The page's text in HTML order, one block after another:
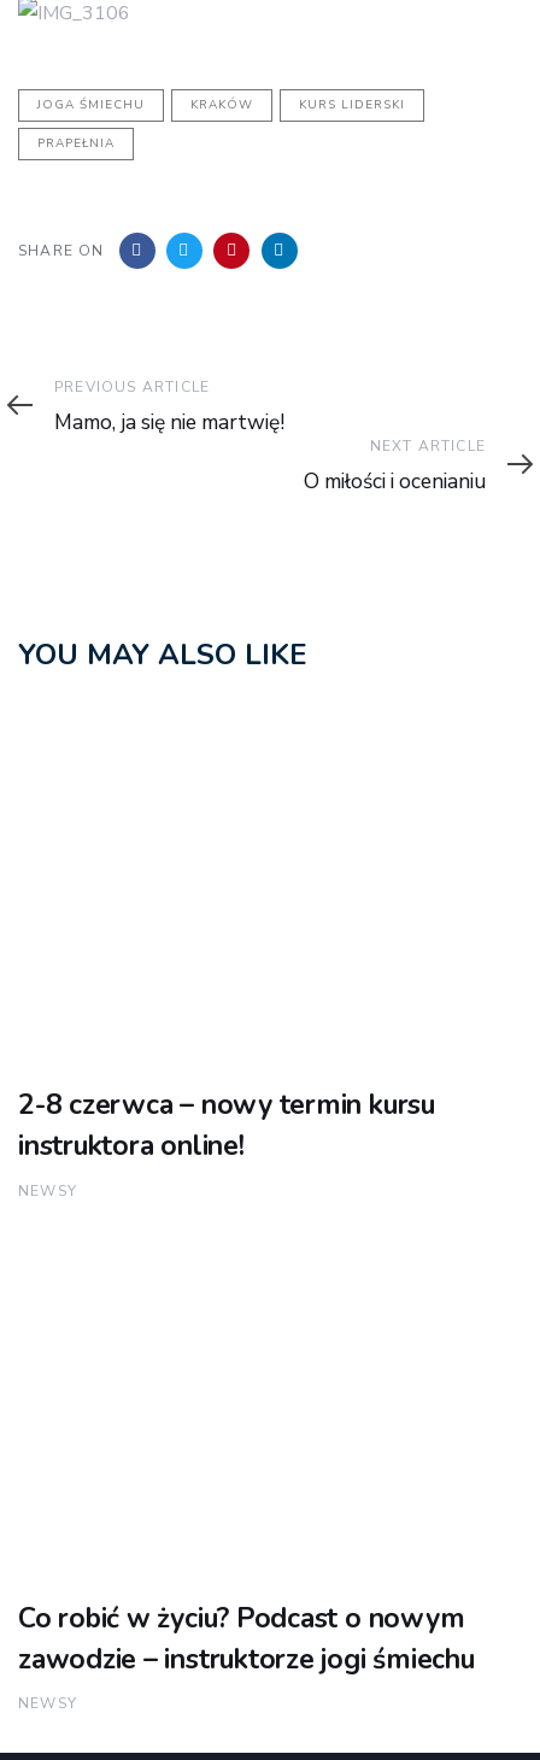
JOGA ŚMIECHU KRAKÓW KURS LIDERSKI
PRAPEŁNIA
SHARE ON
Previous
Article
PREVIOUS ARTICLE
Mamo, ja się nie martwię!
Article
NEXT ARTICLE
O miłości i ocenianiu
YOU MAY ALSO LIKE
2-8 czerwca – nowy termin kursu
instruktora online!
NEWSY
Co robić w życiu? Podcast o nowym
zawodzie – instruktorze jogi śmiechu
NEWSY